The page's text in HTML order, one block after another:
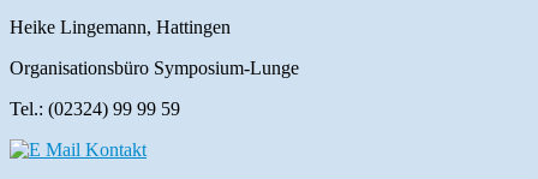
Heike Lingemann, Hattingen
Organisationsbüro Symposium-Lunge
Tel.: (02324) 99 99 59